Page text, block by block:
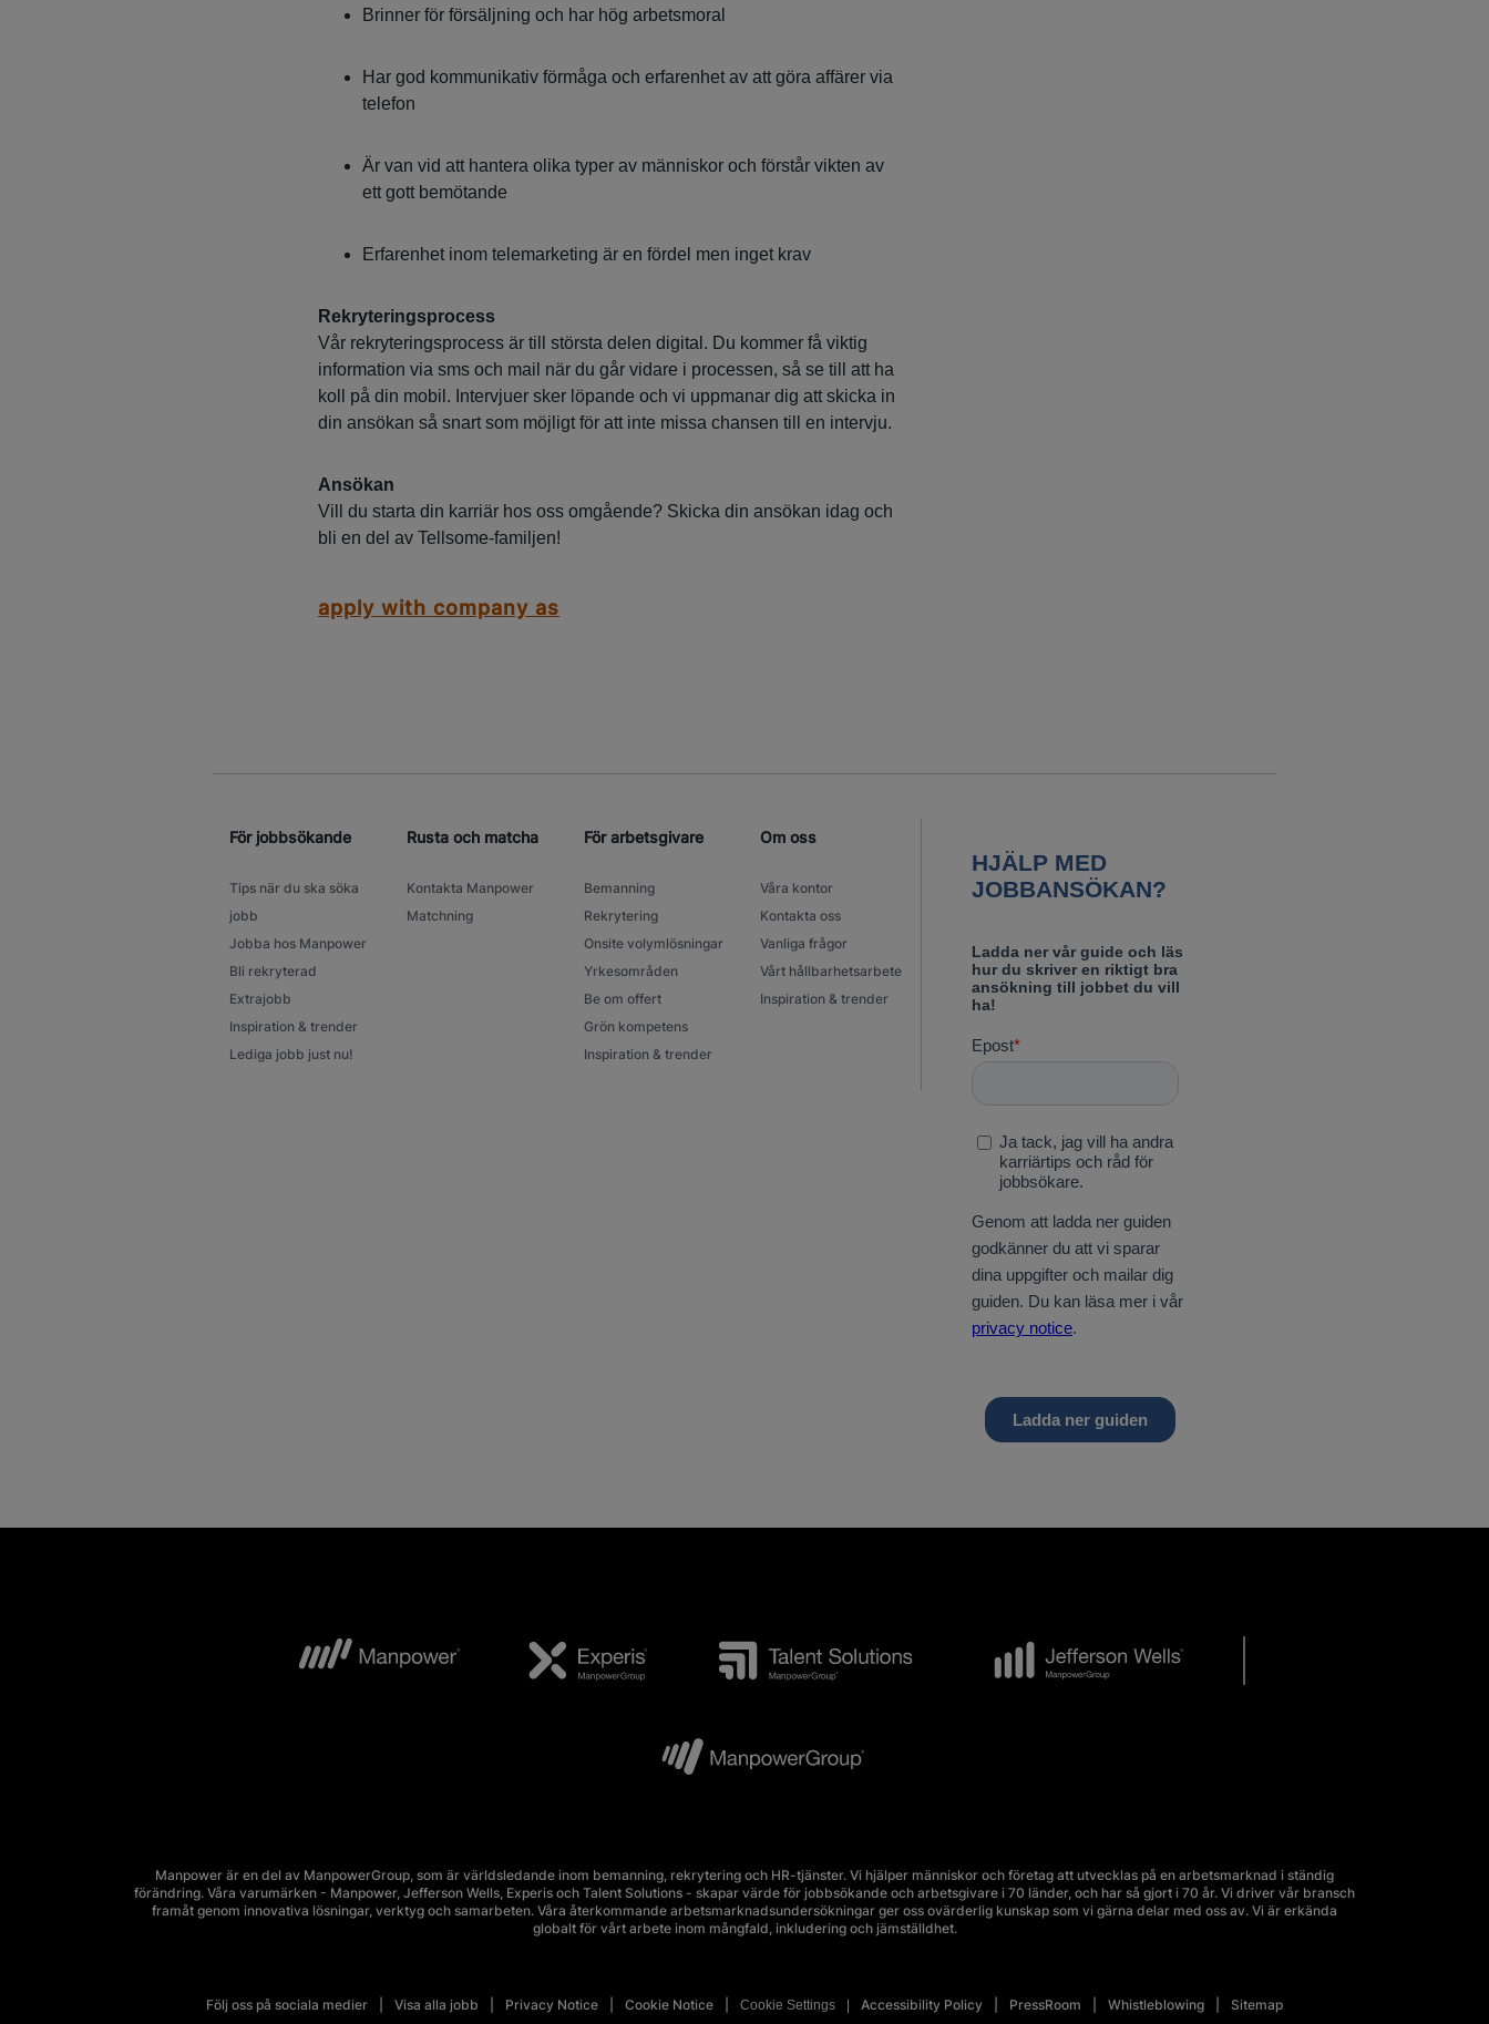
Brinner för försäljning och har hög arbetsmoral
Har god kommunikativ förmåga och erfarenhet av att göra affärer via
telefon
Är van vid att hantera olika typer av människor och förstår vikten av
ett gott bemötande
Erfarenhet inom telemarketing är en fördel men inget krav
Rekryteringsprocess
Vår rekryteringsprocess är till största delen digital. Du kommer få viktig
information via sms och mail när du går vidare i processen, så se till att ha
koll på din mobil. Intervjuer sker löpande och vi uppmanar dig att skicka in
din ansökan så snart som möjligt för att inte missa chansen till en intervju.
Ansökan
Vill du starta din karriär hos oss omgående? Skicka din ansökan idag och
bli en del av Tellsome-familjen!
apply with company as
För jobbsökande
Tips när du ska söka
jobb
Jobba hos Manpower
Bli rekryterad
Extrajobb
Inspiration & trender
Lediga jobb just nu!
Rusta och matcha
Kontakta Manpower
Matchning
För arbetsgivare
Bemanning
Rekrytering
Onsite volymlösningar
Yrkesområden
Be om offert
Grön kompetens
Inspiration & trender
Om oss
Våra kontor
Kontakta oss
Vanliga frågor
Vårt hållbarhetsarbete
Inspiration & trender
Manpower är en del av ManpowerGroup, som är världsledande inom bemanning, rekrytering och HR-tjänster. Vi hjälper människor och företag att utvecklas på en arbetsmarknad i ständig
förändring. Våra varumärken - Manpower, Jefferson Wells, Experis och Talent Solutions - skapar värde för jobbsökande och arbetsgivare i 70 länder, och har så gjort i 70 år. Vi driver vår bransch
framåt genom innovativa lösningar, verktyg och samarbeten. Våra återkommande arbetsmarknadsundersökningar ger oss ovärderlig kunskap som vi gärna delar med oss av. Vi är erkända
globalt för vårt arbete inom mångfald, inkludering och jämställdhet.
Följ oss på sociala medier Visa alla jobb Privacy Notice Cookie Notice Cookie Settings Accessibility Policy PressRoom Whistleblowing Sitemap